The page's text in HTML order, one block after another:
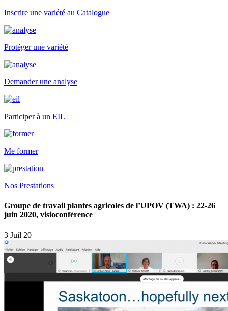
Inscrire une variété au Catalogue
Protéger une variété
Demander une analyse
Participer à un EIL
Me former
Nos Prestations
Groupe de travail plantes agricoles de l’UPOV (TWA) : 22-26
juin 2020, visioconférence
3 Juil 20